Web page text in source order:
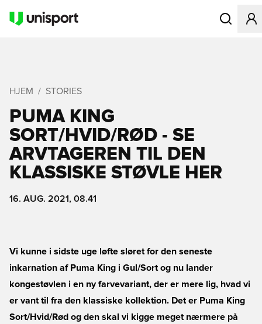
Åbner en
HJEM STORIES
PUMA KING
SORT/HVID/RØD - SE
ARVTAGEREN TIL DEN
KLASSISKE STØVLE HER
16. AUG. 2021, 08.41
Vi kunne i sidste uge løfte sløret for den seneste
inkarnation af Puma King i Gul/Sort og nu lander
kongestøvlen i en ny farvevariant, der er mere lig, hvad vi
er vant til fra den klassiske kollektion. Det er Puma King
Sort/Hvid/Rød og den skal vi kigge meget nærmere på